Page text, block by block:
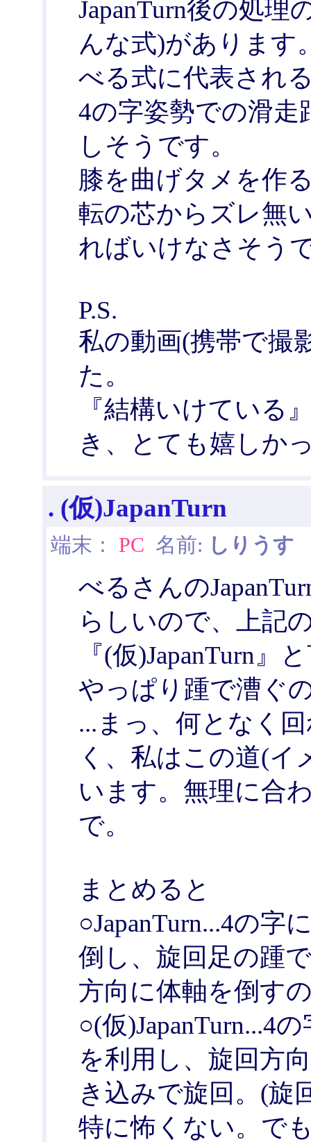
JapanTurn後の処
んな式)があります
べる式に代表され
4の字姿勢での滑走
しそうです。
膝を曲げタメを作
転の芯からズレ無
ればいけなさそう
P.S.
私の動画(携帯で撮
た。
『結構いけている
き、とても嬉しか
. (仮)JapanTurn
端末： PC 名前: しりうす
べるさんの
らしいので、上記
『(仮)JapanTurn』
やっぱり踵で漕ぐ
...まっ、何となく
く、私はこの道(イ
います。無理に合
で。
まとめると
○JapanTurn...4の字
倒し、旋回足の踵
方向に体軸を倒す
○(仮)JapanTurn...4
を利用し、旋回方
き込みで旋回。(旋
特に怖くない。で